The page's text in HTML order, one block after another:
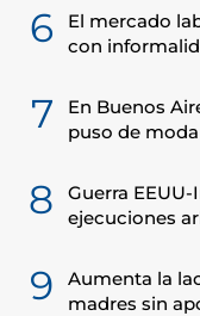
6
El mercado
con
7
En Buenos
puso de moda
8
Guerra
ejecuciones
9
Aumenta la
madres sin